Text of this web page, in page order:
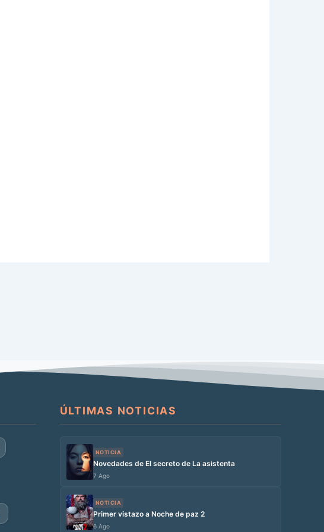
ÚLTIMAS NOTICIAS
NOTICIA
Novedades de El secreto de La asistenta
7 Ago
NOTICIA
Primer vistazo a Noche de paz 2
6 Ago